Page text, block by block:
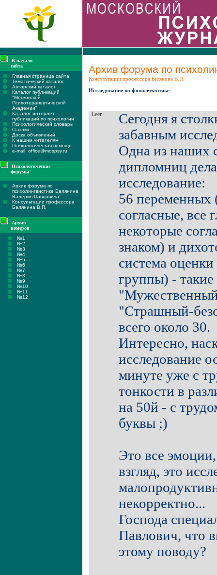
В начало
сайта
Главная страница сайта
Тематический каталог
Авторский каталог
Каталог публикаций
"Московской
Психотерапевтической
Академии"
Каталог интернет -
публикаций по психологии
Психологический словарь
Ссылки
Доска объявлений
К нашим читателям
Психологическая помощь
e-mail: office@mospsy.ru
Психологические
форумы
Архив форума по
психолингвистике Белянина
Валерия Павловича
Консультации профессора
Белянина В.П.
Архив
номеров
№1
№2
№3
№4
№5
№6
№7
№8
№9
№10
№11
№12
Архив форума по
Консультации профессора Белянина В.П.
Исследование по фоносемантике
Leer
Сегодня я
забавным
Одна из наших
дипломниц
исследование:
56 переменных
согласные, все
некоторые
знаком) и
система
группы) - такие
"Страшный-
всего около 30.
Интересно,
исследование
минуте уже с
тонкости в
на 50й - с
буквы ;)
Это все
взгляд, это
некорректно...
Господа
Павлович, что
этому поводу?